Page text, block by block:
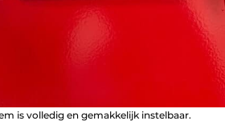
is volledig en gemakkelijk instelbaar.